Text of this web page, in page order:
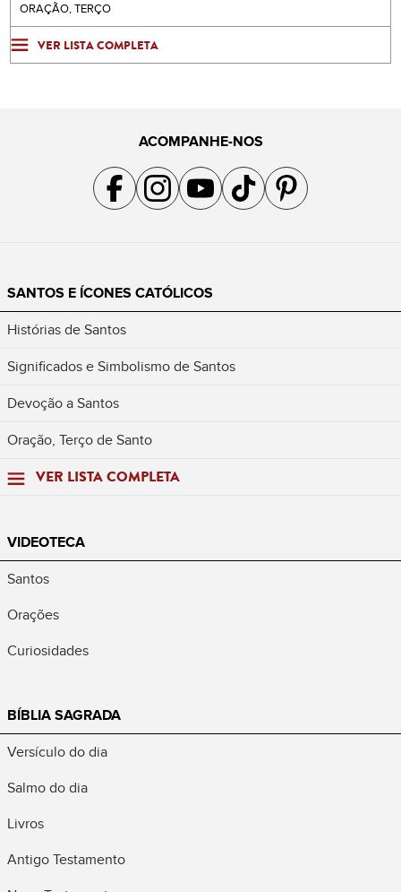
ORAÇÃO, TERÇO
VER LISTA COMPLETA
ACOMPANHE-NOS
Acompanhe a gente no Facebook
Acompanhe a gente no Instagram
Acompanhe a gente no YouTube
Acompanhe a gente no TikTok
Acompanhe a gente no
SANTOS E ÍCONES CATÓLICOS
Histórias de Santos
Significados e Simbolismo de Santos
Devoção a Santos
Oração, Terço de Santo
VER LISTA COMPLETA
VIDEOTECA
Santos
Orações
Curiosidades
BÍBLIA SAGRADA
Versículo do dia
Salmo do dia
Livros
Antigo Testamento